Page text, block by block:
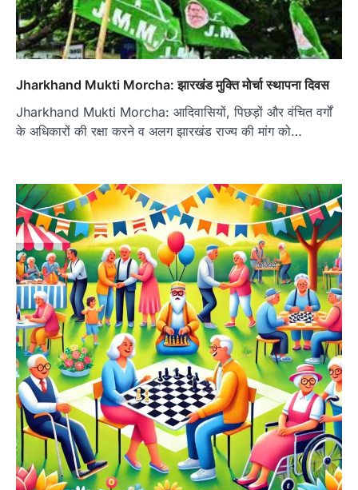
Jharkhand Mukti Morcha: झारखंड मुक्ति मोर्चा स्थापना दिवस
Jharkhand Mukti Morcha: आदिवासियों, पिछड़ों और वंचित वर्गों
के अधिकारों की रक्षा करने व अलग झारखंड राज्य की मांग को…